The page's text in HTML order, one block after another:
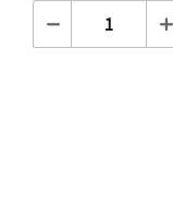
Quantidade